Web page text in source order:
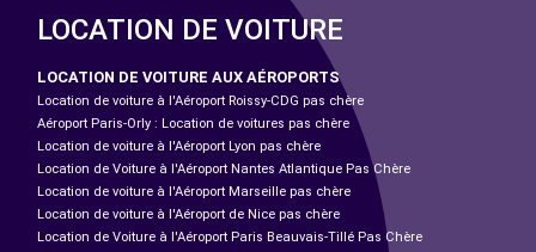
LOCATION DE VOITURE
LOCATION DE VOITURE AUX AÉROPORTS
Location de voiture à l'Aéroport Roissy-CDG pas chère
Aéroport Paris-Orly : Location de voitures pas chère
Location de voiture à l'Aéroport Lyon pas chère
Location de Voiture à l'Aéroport Nantes Atlantique Pas Chère
Location de voiture à l'Aéroport Marseille pas chère
Location de voiture à l'Aéroport de Nice pas chère
Location de Voiture à l'Aéroport Paris Beauvais-Tillé Pas Chère